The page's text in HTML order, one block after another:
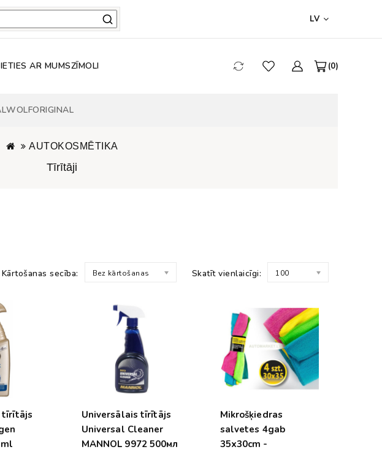
LV
AR MUMSZĪMOLI 0
WOLFORIGINAL
AUTOKOSMĒTIKA
Tīrītāji
Kārtošanas secība: Bez kārtošanas Skatīt vienlaicīgi: 100
tīrītājs
Universālais tīrītājs
Universal Cleaner
MANNOL 9972 500мл
Mikrošķiedras
salvetes 4gab
35x30cm -